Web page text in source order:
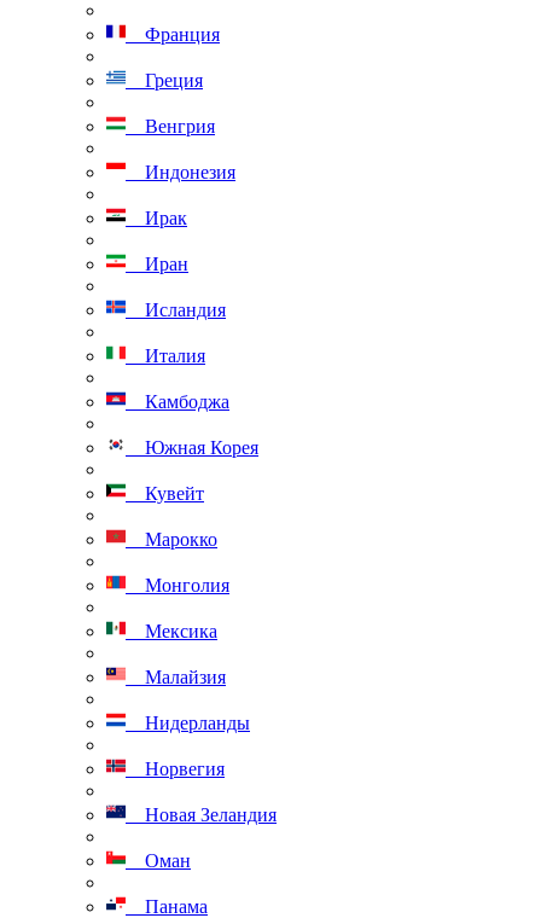
Франция
Греция
Венгрия
Индонезия
Ирак
Иран
Исландия
Италия
Камбоджа
Южная Корея
Кувейт
Марокко
Монголия
Мексика
Малайзия
Нидерланды
Норвегия
Новая Зеландия
Оман
Панама